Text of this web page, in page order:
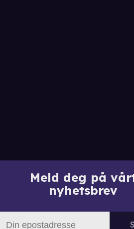
Meld deg på
nyhetsbrev